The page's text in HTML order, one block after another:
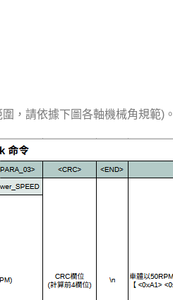
，請依據下圖各軸機械角規範)。